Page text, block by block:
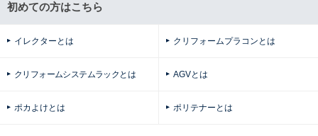
初めての方はこちら
イレクターとは クリフォームプラコンとは
クリフォームシステムラックとは AGVとは
ポカよけとは ポリテナーとは